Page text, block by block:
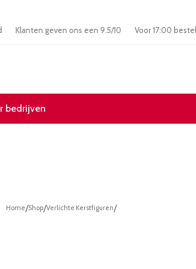
Klanten geven ons een 9.5/10 Voor 17:00
bedrijven
Home/Shop/Verlichte Kerstfiguren/